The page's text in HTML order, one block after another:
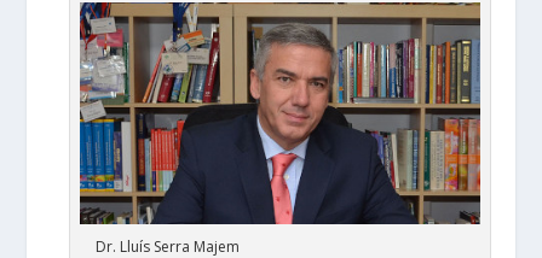
Dr. Lluís Serra Majem